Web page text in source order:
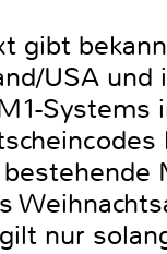
gibt
USA
Systems
bestehende
nur